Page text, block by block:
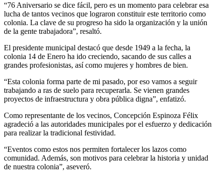
“76 Aniversario se dice fácil, pero es un momento para celebrar esa
lucha de tantos vecinos que lograron constituir este territorio como
colonia. La clave de su progreso ha sido la organización y la unión
de la gente trabajadora”, resaltó.
El presidente municipal destacó que desde 1949 a la fecha, la
colonia 14 de Enero ha ido creciendo, sacando de sus calles a
grandes profesionistas, así como mujeres y hombres de bien.
“Esta colonia forma parte de mi pasado, por eso vamos a seguir
trabajando a ras de suelo para recuperarla. Se vienen grandes
proyectos de infraestructura y obra pública digna”, enfatizó.
Como representante de los vecinos, Concepción Espinoza Félix
agradeció a las autoridades municipales por el esfuerzo y dedicación
para realizar la tradicional festividad.
“Eventos como estos nos permiten fortalecer los lazos como
comunidad. Además, son motivos para celebrar la historia y unidad
de nuestra colonia”, aseveró.